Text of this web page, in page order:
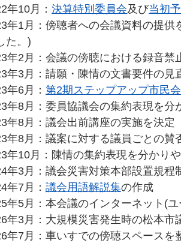
年10月： 決算特別委員会及び当初
年1月：傍聴者への会議資料の提
た。)
年2月：会議の傍聴における録音禁
年3月：請願・陳情の文書要件の
年6月： 第2期ステップアップ市民
年8月：委員協議会の集約表現を分
年8月：議会出前講座の実施を決定
年8月：議案に対する議員ごとの
年10月：陳情の集約表現を分かり
年3月：議会災害対策本部設置規程
年7月： 議会用語解説集の作成
年5月：本会議のインターネット(
年3月：大規模災害発生時の松本市
年7月：車いすでの傍聴スペースを